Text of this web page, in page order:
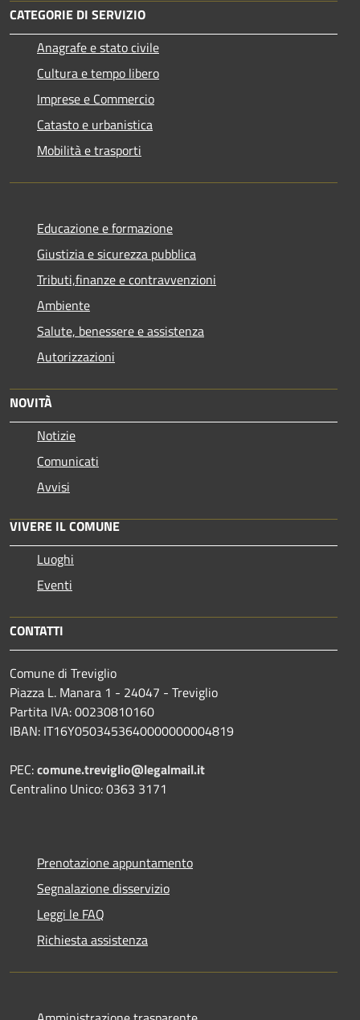
CATEGORIE DI SERVIZIO
Anagrafe e stato civile
Cultura e tempo libero
Imprese e Commercio
Catasto e urbanistica
Mobilità e trasporti
Educazione e formazione
Giustizia e sicurezza pubblica
Tributi,finanze e contravvenzioni
Ambiente
Salute, benessere e assistenza
Autorizzazioni
NOVITÀ
Notizie
Comunicati
Avvisi
VIVERE IL COMUNE
Luoghi
Eventi
CONTATTI
Comune di Treviglio
Piazza L. Manara 1 - 24047 - Treviglio
Partita IVA: 00230810160
IBAN: IT16Y0503453640000000004819
PEC:comune.treviglio@legalmail.it
Centralino Unico: 0363 3171
Prenotazione appuntamento
Segnalazione disservizio
Leggi le FAQ
Richiesta assistenza